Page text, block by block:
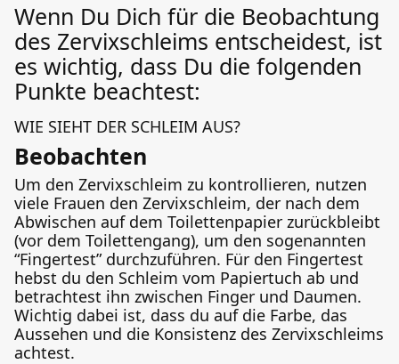
Wenn Du Dich für die Beobachtung
des Zervixschleims entscheidest, ist
es wichtig, dass Du die folgenden
Punkte beachtest:
WIE SIEHT DER SCHLEIM AUS?
Beobachten
Um den Zervixschleim zu kontrollieren, nutzen
viele Frauen den Zervixschleim, der nach dem
Abwischen auf dem Toilettenpapier zurückbleibt
(vor dem Toilettengang), um den sogenannten
“Fingertest” durchzuführen. Für den Fingertest
hebst du den Schleim vom Papiertuch ab und
betrachtest ihn zwischen Finger und Daumen.
Wichtig dabei ist, dass du auf die Farbe, das
Aussehen und die Konsistenz des Zervixschleims
achtest.